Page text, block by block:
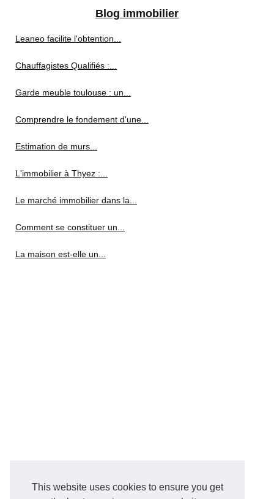
This website uses cookies to ensure you get
Blog immobilier
Leaneo facilite l'obtention...
Chauffagistes Qualifiés :...
Garde meuble toulouse : un...
Comprendre le fondement d'une...
Estimation de murs...
L'immobilier à Thyez :...
Le marché immobilier dans la...
Comment se constituer un...
La maison est-elle un...